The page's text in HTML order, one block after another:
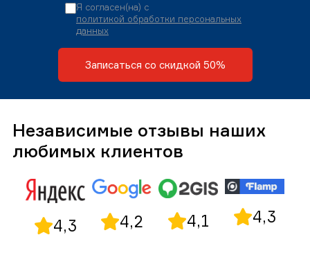
Я согласен(на) с
политикой обработки персональных
данных
Записаться со скидкой 50%
Независимые отзывы наших
любимых клиентов
4,3 4,2 4,1 4,3